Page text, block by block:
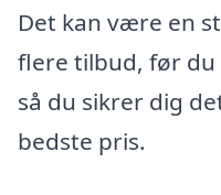
Det kan være en
flere tilbud, før
så du sikrer dig
bedste pris.